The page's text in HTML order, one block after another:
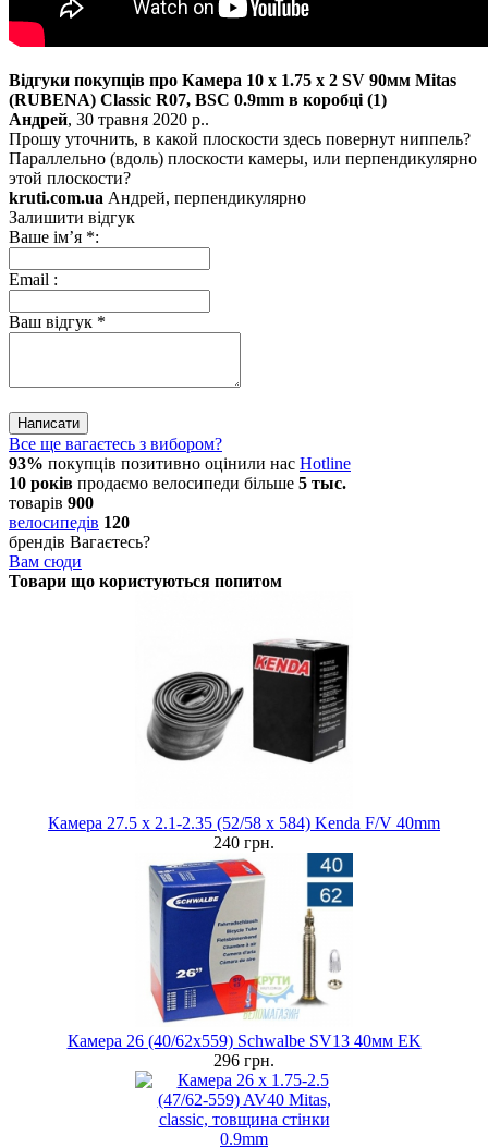
Відгуки покупців про Камера 10 x 1.75 x 2 SV 90мм Mitas
(RUBENA) Classic R07, BSC 0.9mm в коробці (1)
Андрей, 30 травня 2020 р..
Прошу уточнить, в какой плоскости здесь повернут ниппель?
Параллельно (вдоль) плоскости камеры, или перпендикулярно
этой плоскости?
kruti.com.ua Андрей, перпендикулярно
Залишити відгук
Ваше ім’я *:
Email :
Ваш відгук *
Написати
Все ще вагаєтесь з вибором?
93% покупців позитивно оцінили нас Hotline
10 років продаємо велосипеди більше 5 тыс.
товарів 900
велосипедів 120
брендів Вагаєтесь?
Вам сюди
Товари що користуються попитом
Камера 27.5 x 2.1-2.35 (52/58 x 584) Kenda F/V 40mm
240 грн.
Камера 26 (40/62x559) Schwalbe SV13 40мм EK
296 грн.